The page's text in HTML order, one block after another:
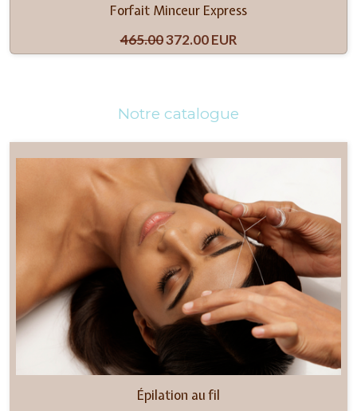
Forfait Minceur Express
465.00372.00 EUR
Notre catalogue
Épilation au fil